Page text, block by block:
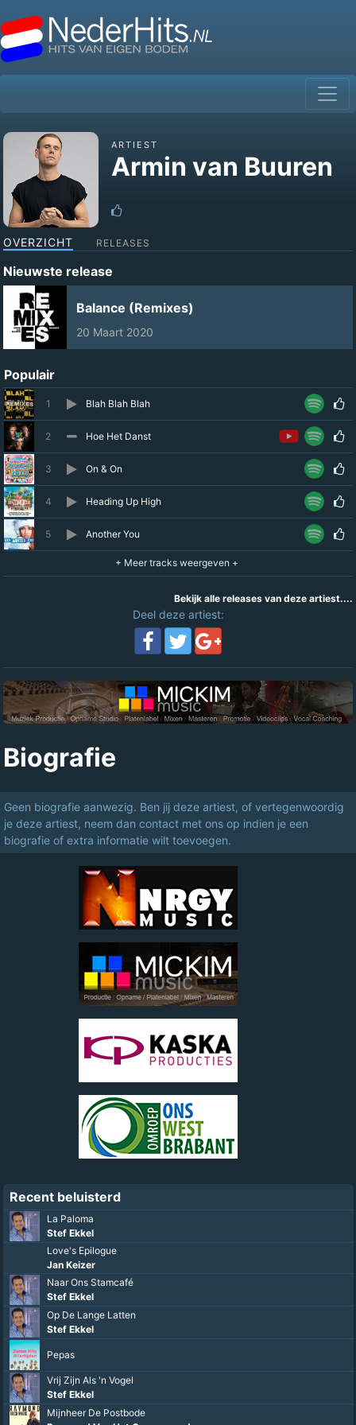
ARTIEST
Armin van Buuren
OVERZICHT RELEASES
Nieuwste release
Balance (Remixes)
20 Maart 2020
Populair
1 Blah Blah Blah
2 Hoe Het Danst
3 On & On
4 Heading Up High
5 Another You
Bekijk alle releases van deze artiest....
Deel deze artiest:
Biografie
Geen biografie aanwezig. Ben jij deze artiest, of vertegenwoordig
je deze artiest, neem dan contact met ons op indien je een
biografie of extra informatie wilt toevoegen.
Recent beluisterd
La Paloma
Stef Ekkel
Love's Epilogue
Jan Keizer
Naar Ons Stamcafé
Stef Ekkel
Op De Lange Latten
Stef Ekkel
Pepas
Vrij Zijn Als 'n Vogel
Stef Ekkel
Mijnheer De Postbode